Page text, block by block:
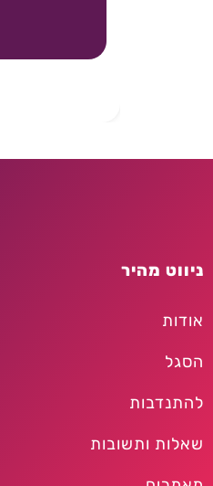
ניווט מהיר
אודות
הסגל
להתנדבות
שאלות ותשובות